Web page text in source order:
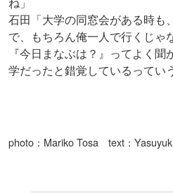
石田「大学の同窓会がある時も
で、もちろん俺一人で行くじゃ
『今日まなぶは？』ってよく
学だったと錯覚しているってい
photo：Mariko Tosa text：